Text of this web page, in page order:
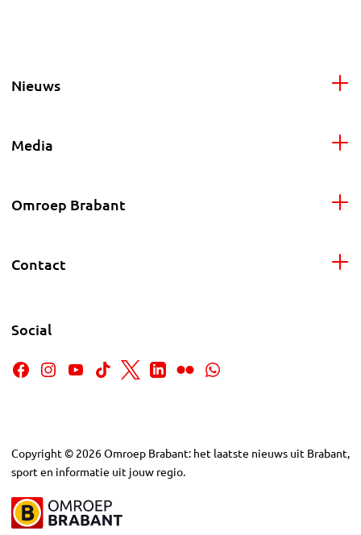
Nieuws
Media
Omroep Brabant
Contact
Social
Copyright © 2026Omroep Brabant: het laatste nieuws uit Brabant,
sport en informatie uit jouw regio.